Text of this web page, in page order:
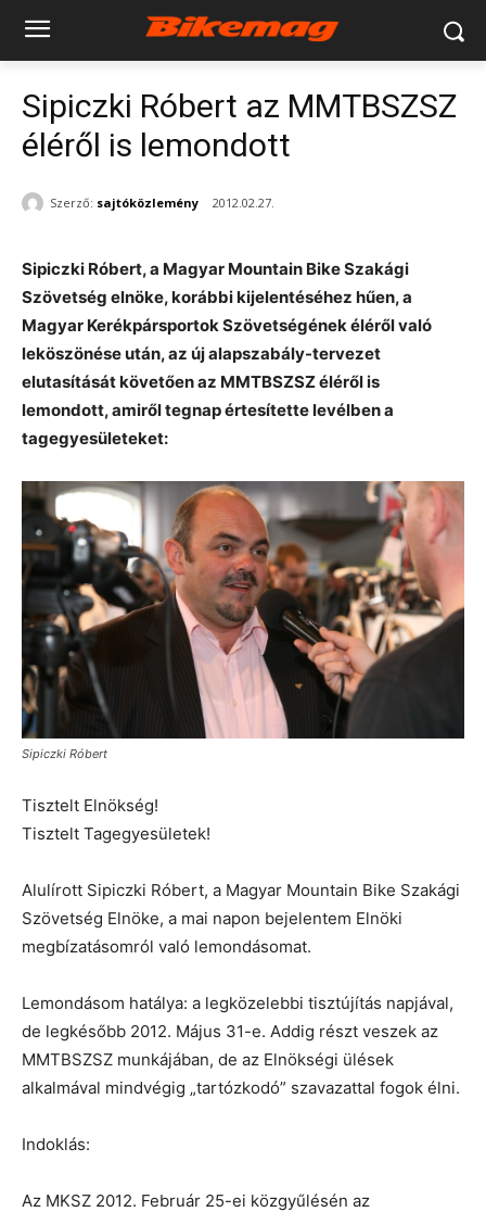
Sipiczki Róbert az MMTBSZSZ
éléről is lemondott
Szerző: sajtóközlemény 2012.02.27.
Sipiczki Róbert, a Magyar Mountain Bike Szakági
Szövetség elnöke, korábbi kijelentéséhez hűen, a
Magyar Kerékpársportok Szövetségének éléről való
leköszönése után, az új alapszabály-tervezet
elutasítását követően az MMTBSZSZ éléről is
lemondott, amiről tegnap értesítette levélben a
tagegyesületeket:
Sipiczki Róbert
Tisztelt Elnökség!
Tisztelt Tagegyesületek!
Alulírott Sipiczki Róbert, a Magyar Mountain Bike Szakági
Szövetség Elnöke, a mai napon bejelentem Elnöki
megbízatásomról való lemondásomat.
Lemondásom hatálya: a legközelebbi tisztújítás napjával,
de legkésőbb 2012. Május 31-e. Addig részt veszek az
MMTBSZSZ munkájában, de az Elnökségi ülések
alkalmával mindvégig „tartózkodó” szavazattal fogok élni.
Indoklás:
Az MKSZ 2012. Február 25-ei közgyűlésén az